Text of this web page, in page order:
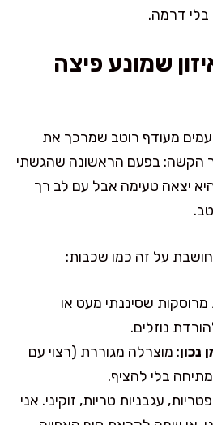
בלי דרמה.
שמונע פיצה
מעודף רוטב שמרכך את
הקשה: בפעם הראשונה שהגשתי
יצאה טעימה אבל עם לב רך
חושבת על זה כמו שכבות:
מרוסקות שסיננתי מעט או
נכון: מוצרלה מגוררת (רצוי עם
בלי להציף.
עגבניות טריות, זוקיני. אני